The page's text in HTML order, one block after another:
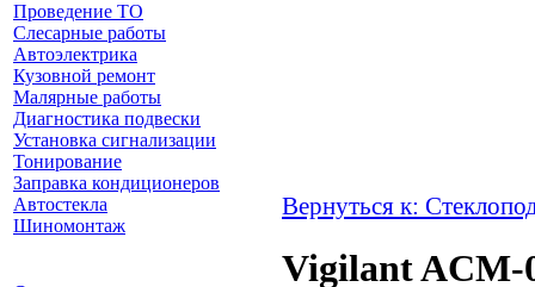
Проведение ТО
Слесарные работы
Автоэлектрика
Кузовной ремонт
Малярные работы
Диагностика подвески
Установка сигнализации
Тонирование
Заправка кондиционеров
Автостекла
Шиномонтаж
Вернуться к:
Vigilant ACM-